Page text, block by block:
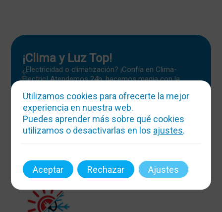
¡Clima y Luz Top!
¿Electricidad o climatización? ¡Confía en Clima-
Electric! Atendemos 24h, hacemos magia con la
estrés!
Mas info
Utilizamos cookies para ofrecerte la mejor
experiencia en nuestra web.
Puedes aprender más sobre qué cookies
utilizamos o desactivarlas en los ajustes.
Aceptar Rechazar Ajustes